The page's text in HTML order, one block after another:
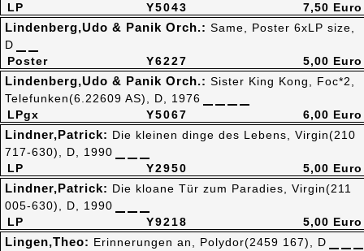
Y5043
LP
7,50 Euro
Y6227
Poster
Lindenberg,Udo & Panik Orch.: Same, Poster 6xLP size,
D
5,00 Euro
Y5067
LPgx
Lindenberg,Udo & Panik Orch.: Sister King Kong, Foc*2,
Telefunken(6.22609 AS), D, 1976
6,00 Euro
Y2950
LP
Lindner,Patrick: Die kleinen dinge des Lebens, Virgin(210
717-630), D, 1990
5,00 Euro
Y9218
LP
Lindner,Patrick: Die kloane Tür zum Paradies, Virgin(211
005-630), D, 1990
5,00 Euro
Lingen,Theo: Erinnerungen an, Polydor(2459 167), D